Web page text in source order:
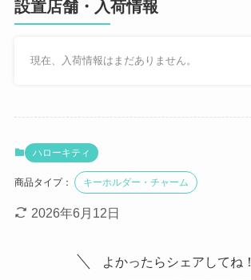
設置店舗・入荷情報
現在、入荷情報はまだありません。
ハローキティ
商品タイプ： キーホルダー・チャーム
2026年6月12日
よかったらシェアしてね！